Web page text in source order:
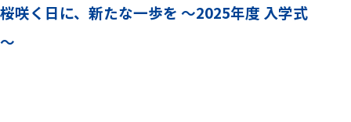
桜咲く日に、新たな一歩を ～2025年度 入学式
～